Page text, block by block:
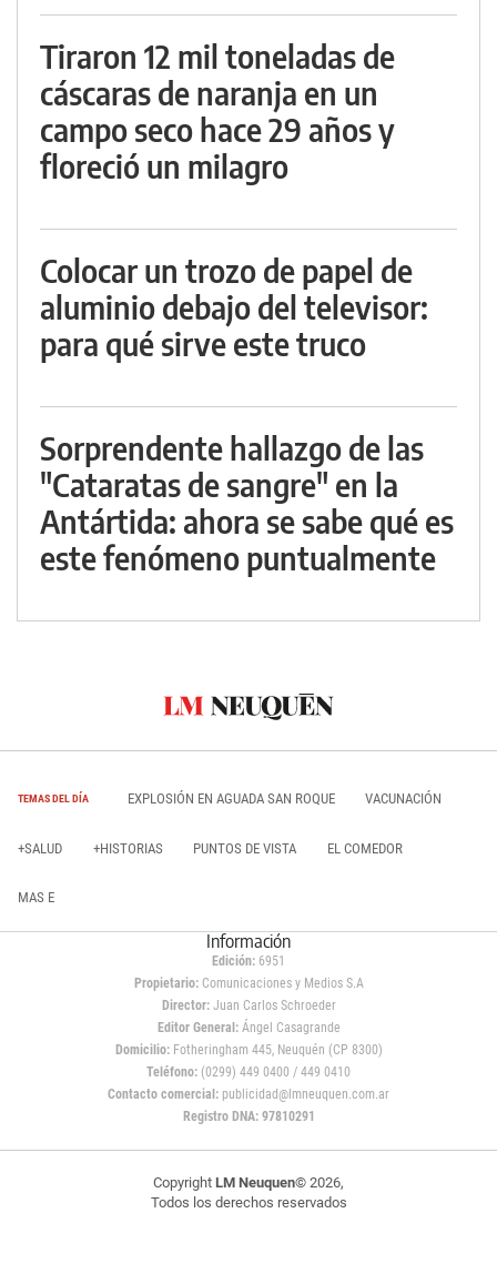
Tiraron 12 mil toneladas de
cáscaras de naranja en un
campo seco hace 29 años y
floreció un milagro
Colocar un trozo de papel de
aluminio debajo del televisor:
para qué sirve este truco
Sorprendente hallazgo de las
"Cataratas de sangre" en la
Antártida: ahora se sabe qué es
este fenómeno puntualmente
TEMAS DEL DÍA EXPLOSIÓN EN AGUADA SAN ROQUE VACUNACIÓN
+SALUD +HISTORIAS PUNTOS DE VISTA EL COMEDOR
MAS E
Información
Edición: 6951
Propietario:Comunicaciones y Medios S.A
Director: Juan Carlos Schroeder
Editor General:Ángel Casagrande
Domicilio:Fotheringham 445, Neuquén (CP 8300)
Teléfono: (0299) 449 0400 / 449 0410
Contacto comercial: publicidad@lmneuquen.com.ar
Registro DNA: 97810291
Copyright LM Neuquen© 2026,
Todos los derechos reservados